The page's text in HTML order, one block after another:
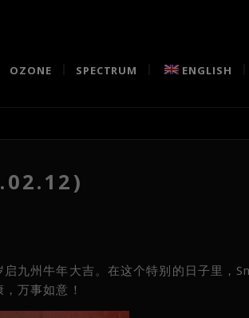
OZONE SPECTRUM ENGLISH
九州牛年大吉。在这个特别的日子里，
万事如意！